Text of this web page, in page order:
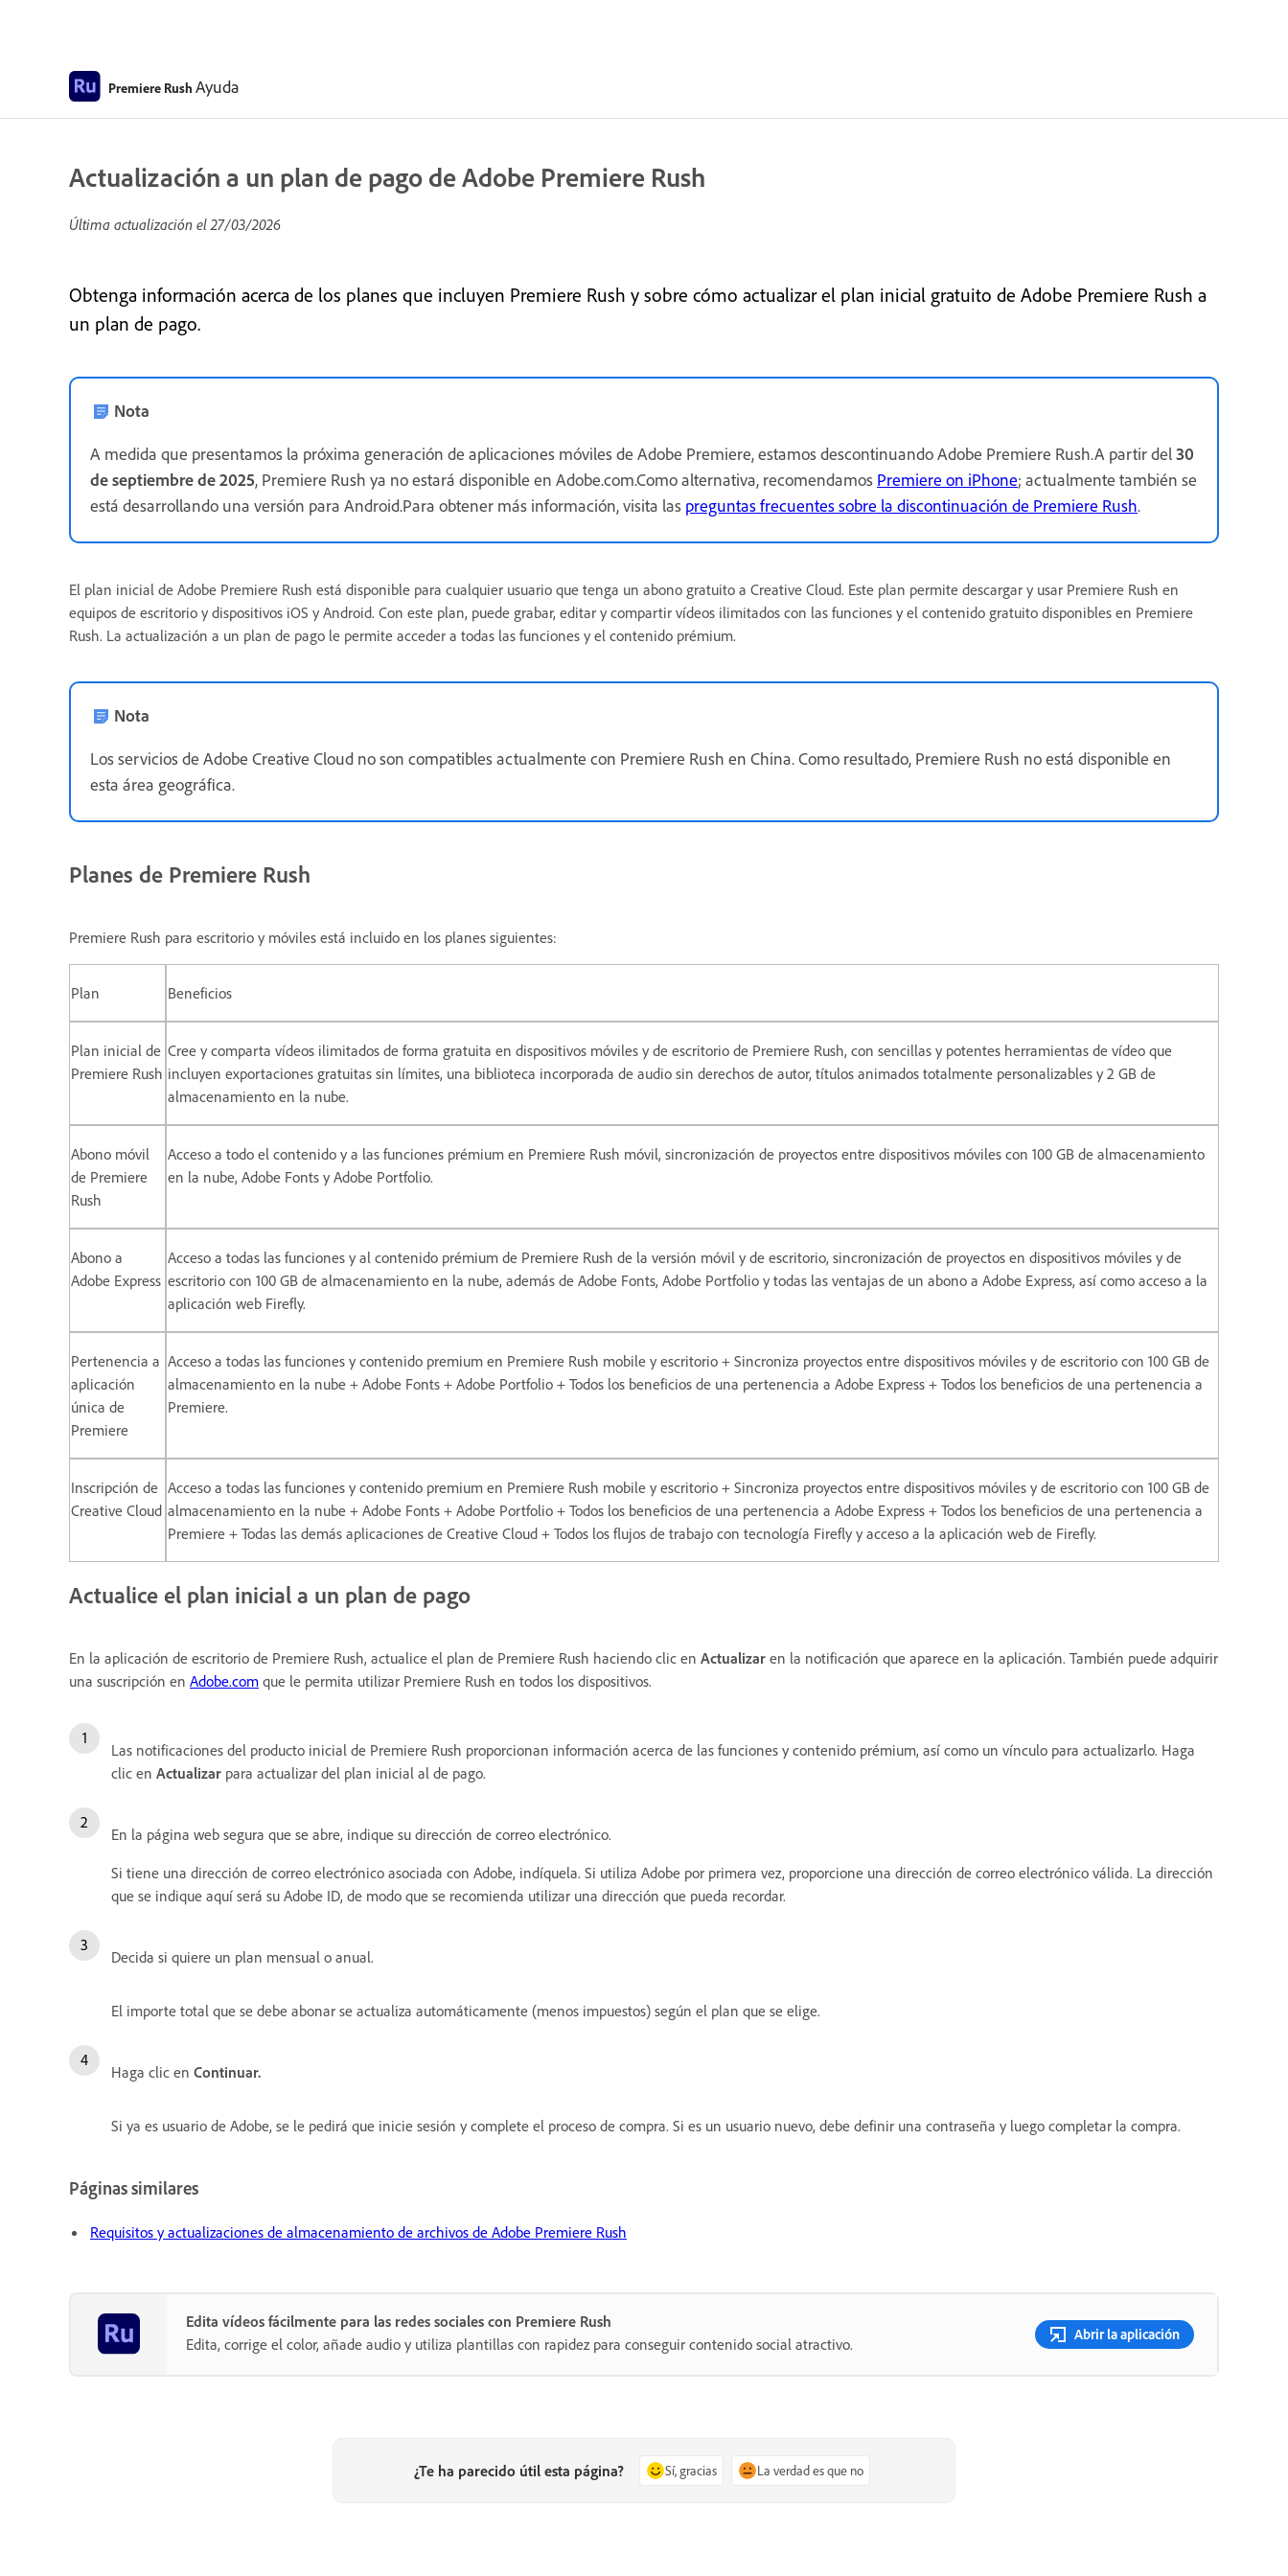
Premiere Rush Ayuda
Actualización a un plan de pago de Adobe Premiere Rush
Última actualización el27/03/2026
Obtenga información acerca de los planes que incluyen Premiere Rush y sobre cómo actualizar el plan inicial gratuito de Adobe Premiere Rush a
un plan de pago.
Nota
A medida que presentamos la próxima generación de aplicaciones móviles de Adobe Premiere, estamos descontinuando Adobe Premiere Rush.A partir del30
de septiembre de 2025, Premiere Rush ya no estará disponible en Adobe.com.Como alternativa, recomendamos Premiere on iPhone; actualmente también se
está desarrollando una versión para Android.Para obtener más información, visita las preguntas frecuentes sobre la discontinuación de Premiere Rush.
El plan inicial de Adobe Premiere Rush está disponible para cualquier usuario que tenga un abono gratuito a Creative Cloud. Este plan permite descargar y usar Premiere Rush en
equipos de escritorio y dispositivos iOS y Android. Con este plan, puede grabar, editar y compartir vídeos ilimitados con las funciones y el contenido gratuito disponibles en Premiere
Rush. La actualización a un plan de pago le permite acceder a todas las funciones y el contenido prémium.
Nota
Los servicios de Adobe Creative Cloud no son compatibles actualmente con Premiere Rush en China. Como resultado, Premiere Rush no está disponible en
esta área geográfica.
Planes de Premiere Rush
Premiere Rush para escritorio y móviles está incluido en los planes siguientes:
Plan Beneficios
Plan inicial de
Premiere Rush
Cree y comparta vídeos ilimitados de forma gratuita en dispositivos móviles y de escritorio de Premiere Rush, con sencillas y potentes herramientas de vídeo que
incluyen exportaciones gratuitas sin límites, una biblioteca incorporada de audio sin derechos de autor, títulos animados totalmente personalizables y 2 GB de
almacenamiento en la nube.
Abono móvil
de Premiere
Rush
Acceso a todo el contenido y a las funciones prémium en Premiere Rush móvil, sincronización de proyectos entre dispositivos móviles con 100 GB de almacenamiento
en la nube, Adobe Fonts y Adobe Portfolio.
Abono a
Adobe Express
Acceso a todas las funciones y al contenido prémium de Premiere Rush de la versión móvil y de escritorio, sincronización de proyectos en dispositivos móviles y de
escritorio con 100 GB de almacenamiento en la nube, además de Adobe Fonts, Adobe Portfolio y todas las ventajas de un abono a Adobe Express, así como acceso a la
aplicación web Firefly.
Pertenencia a
aplicación
única de
Premiere
Acceso a todas las funciones y contenido premium en Premiere Rush mobile y escritorio + Sincroniza proyectos entre dispositivos móviles y de escritorio con 100 GB de
almacenamiento en la nube + Adobe Fonts + Adobe Portfolio + Todos los beneficios de una pertenencia a Adobe Express + Todos los beneficios de una pertenencia a
Premiere.
Inscripción de
Creative Cloud
Acceso a todas las funciones y contenido premium en Premiere Rush mobile y escritorio + Sincroniza proyectos entre dispositivos móviles y de escritorio con 100 GB de
almacenamiento en la nube + Adobe Fonts + Adobe Portfolio + Todos los beneficios de una pertenencia a Adobe Express + Todos los beneficios de una pertenencia a
Premiere + Todas las demás aplicaciones de Creative Cloud + Todos los flujos de trabajo con tecnología Firefly y acceso a la aplicación web de Firefly.
Actualice el plan inicial a un plan de pago
En la aplicación de escritorio de Premiere Rush, actualice el plan de Premiere Rush haciendo clic en Actualizar en la notificación que aparece en la aplicación. También puede adquirir
una suscripción en Adobe.com que le permita utilizar Premiere Rush en todos los dispositivos.
Las notificaciones del producto inicial de Premiere Rush proporcionan información acerca de las funciones y contenido prémium, así como un vínculo para actualizarlo. Haga
clic en Actualizar para actualizar del plan inicial al de pago.
En la página web segura que se abre, indique su dirección de correo electrónico.
Si tiene una dirección de correo electrónico asociada con Adobe, indíquela. Si utiliza Adobe por primera vez, proporcione una dirección de correo electrónico válida. La dirección
que se indique aquí será su Adobe ID, de modo que se recomienda utilizar una dirección que pueda recordar.
Decida si quiere un plan mensual o anual.
El importe total que se debe abonar se actualiza automáticamente (menos impuestos) según el plan que se elige.
Haga clic en Continuar.
Si ya es usuario de Adobe, se le pedirá que inicie sesión y complete el proceso de compra. Si es un usuario nuevo, debe definir una contraseña y luego completar la compra.
Páginas similares
Requisitos y actualizaciones de almacenamiento de archivos de Adobe Premiere Rush
Edita vídeos fácilmente para las redes sociales con Premiere Rush
Edita, corrige el color, añade audio y utiliza plantillas con rapidez para conseguir contenido social atractivo.
Abrir la aplicación
¿Te ha parecido útil esta página? Sí, gracias La verdad es que no